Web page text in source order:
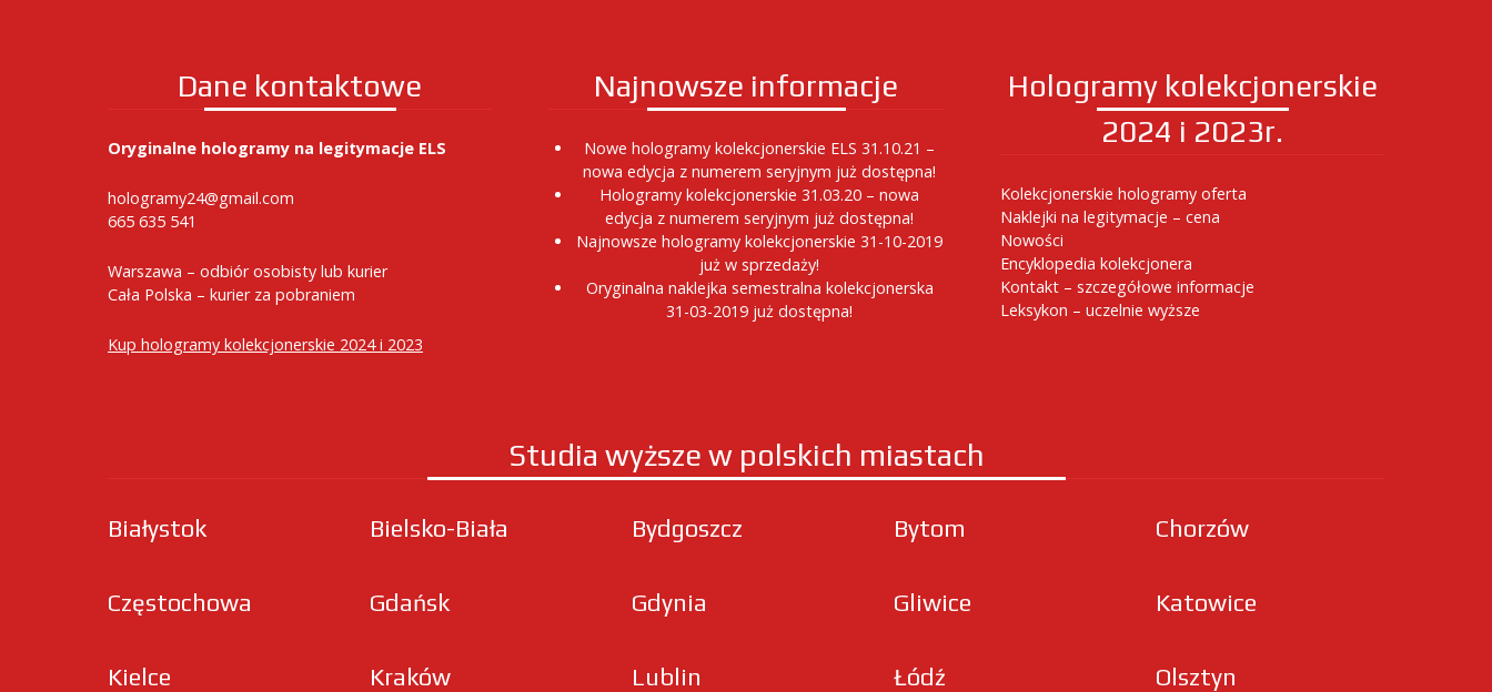
Dane kontaktowe
Oryginalne hologramy na legitymacje ELS
hologramy24@gmail.com
665 635 541
Warszawa – odbiór osobisty lub kurier
Cała Polska – kurier za pobraniem
Kup hologramy kolekcjonerskie 2024 i 2023
Najnowsze informacje
Nowe hologramy kolekcjonerskie ELS 31.10.21 –
nowa edycja z numerem seryjnym już dostępna!
Hologramy kolekcjonerskie 31.03.20 – nowa
edycja z numerem seryjnym już dostępna!
Najnowsze hologramy kolekcjonerskie 31-10-2019
już w sprzedaży!
Oryginalna naklejka semestralna kolekcjonerska
31-03-2019 już dostępna!
Hologramy kolekcjonerskie
2024 i 2023r.
Kolekcjonerskie hologramy oferta
Naklejki na legitymacje – cena
Nowości
Encyklopedia kolekcjonera
Kontakt – szczegółowe informacje
Leksykon – uczelnie wyższe
Studia wyższe w polskich miastach
Białystok Bielsko-Biała Bydgoszcz Bytom Chorzów
Częstochowa Gdańsk Gdynia Gliwice Katowice
Kielce Kraków Lublin Łódź Olsztyn